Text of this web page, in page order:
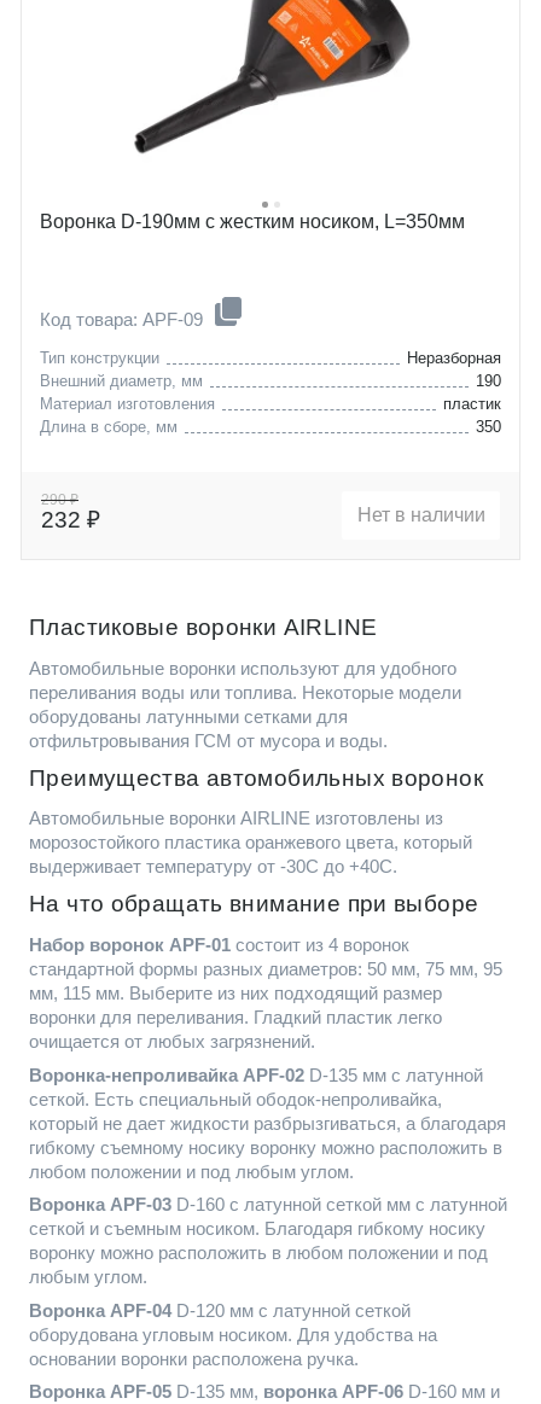
Воронка D-190мм с жестким носиком, L=350мм
Код товара: APF-09
Тип конструкции
Неразборная
Внешний диаметр, мм
190
Материал изготовления
пластик
Длина в сборе, мм
350
290 ₽
232 ₽ Нет в наличии
Пластиковые воронки AIRLINE
Автомобильные воронки используют для удобного
переливания воды или топлива. Некоторые модели
оборудованы латунными сетками для
отфильтровывания ГСМ от мусора и воды.
Преимущества автомобильных воронок
Автомобильные воронки AIRLINE изготовлены из
морозостойкого пластика оранжевого цвета, который
выдерживает температуру от -30С до +40С.
На что обращать внимание при выборе
Набор воронок APF-01 состоит из 4 воронок
стандартной формы разных диаметров: 50 мм, 75 мм, 95
мм, 115 мм. Выберите из них подходящий размер
воронки для переливания. Гладкий пластик легко
очищается от любых загрязнений.
Воронка-непроливайка APF-02 D-135 мм с латунной
сеткой. Есть специальный ободок-непроливайка,
который не дает жидкости разбрызгиваться, а благодаря
гибкому съемному носику воронку можно расположить в
любом положении и под любым углом.
Воронка APF-03 D-160 с латунной сеткой мм с латунной
сеткой и съемным носиком. Благодаря гибкому носику
воронку можно расположить в любом положении и под
любым углом.
Воронка APF-04D-120 мм с латунной сеткой
оборудована угловым носиком. Для удобства на
основании воронки расположена ручка.
Воронка APF-05 D-135 мм, воронка APF-06 D-160 мм и